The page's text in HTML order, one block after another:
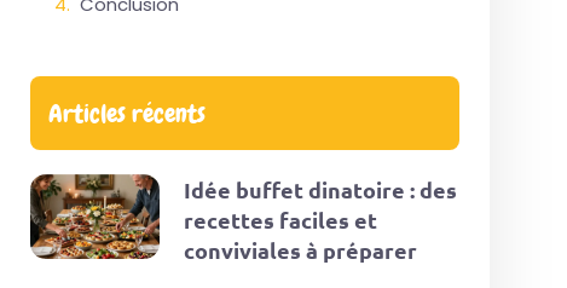
Articles récents
Idée buffet dinatoire : des
recettes faciles et
conviviales à préparer